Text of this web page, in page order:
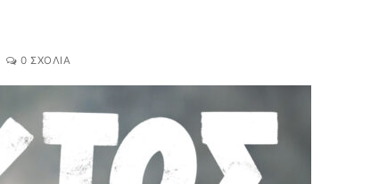
0 ΣΧΌΛΙΑ